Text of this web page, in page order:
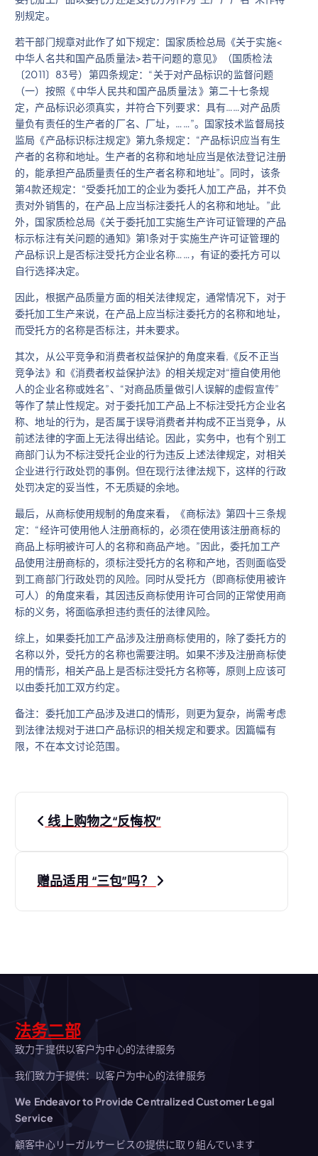
别规定。
若干部门规章对此作了如下规定：国家质检总局《关于实施<
中华人名共和国产品质量法>若干问题的意见》（国质检法
〔2011〕83号）第四条规定：“关于对产品标识的监督问题
（一）按照《 中华人民共和国产品质量法 》第二十七条规
定，产品标识必须真实，并符合下列要求：具有……对产品质
量负有责任的生产者的厂名、厂址，……”。国家技术监督局技
监局《产品标识标注规定》第九条规定：“产品标识应当有生
产者的名称和地址。生产者的名称和地址应当是依法登记注册
的，能承担产品质量责任的生产者名称和地址”。同时，该条
第4款还规定：“受委托加工的企业为委托人加工产品，并不负
责对外销售的，在产品上应当标注委托人的名称和地址。”此
外，国家质检总局《关于委托加工实施生产许可证管理的产品
标示标注有关问题的通知》第1条对于实施生产许可证管理的
产品标识上是否标注受托方企业名称……，有证的委托方可以
自行选择决定。
因此，根据产品质量方面的相关法律规定，通常情况下，对于
委托加工生产来说，在产品上应当标注委托方的名称和地址，
而受托方的名称是否标注，并未要求。
其次，从公平竞争和消费者权益保护的角度来看,《反不正当
竞争法》和《消费者权益保护法》的相关规定对“擅自使用他
人的企业名称或姓名”、“对商品质量做引人误解的虚假宣传”
等作了禁止性规定。对于委托加工产品上不标注受托方企业名
称、地址的行为，是否属于误导消费者并构成不正当竞争，从
前述法律的字面上无法得出结论。因此，实务中，也有个别工
商部门认为不标注受托企业的行为违反上述法律规定，对相关
企业进行行政处罚的事例。但在现行法律法规下，这样的行政
处罚决定的妥当性，不无质疑的余地。
最后，从商标使用规制的角度来看，《商标法》第四十三条规
定：“经许可使用他人注册商标的，必须在使用该注册商标的
商品上标明被许可人的名称和商品产地。”因此，委托加工产
品使用注册商标的，须标注受托方的名称和产地，否则面临受
到工商部门行政处罚的风险。同时从受托方（即商标使用被许
可人）的角度来看，其因违反商标使用许可合同的正常使用商
标的义务，将面临承担违约责任的法律风险。
综上，如果委托加工产品涉及注册商标使用的，除了委托方的
名称以外，受托方的名称也需要注明。如果不涉及注册商标使
用的情形，相关产品上是否标注受托方名称等，原则上应该可
以由委托加工双方约定。
备注：委托加工产品涉及进口的情形，则更为复杂，尚需考虑
到法律法规对于进口产品标识的相关规定和要求。因篇幅有
限，不在本文讨论范围。
文
导
线上购物之“反悔权”
赠品适用 “三包”吗？
法务二部
致力于提供以客户为中心的法律服务
我们致力于提供：以客户为中心的法律服务
We Endeavor to Provide Centralized Customer Legal
Service
顧客中心リーガルサービスの提供に取り組んでいます